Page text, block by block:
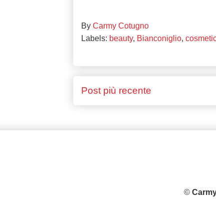
By Carmy Cotugno
Labels: beauty, Bianconiglio,
Post più recente
©